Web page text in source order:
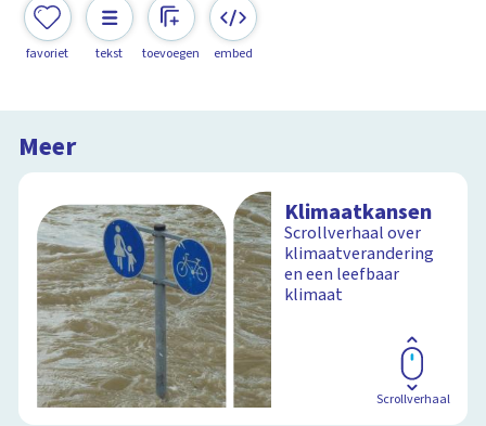
favoriet tekst toevoegen embed
Meer
Klimaatkansen
Scrollverhaal over
klimaatverandering
en een leefbaar
klimaat
Scrollverhaal